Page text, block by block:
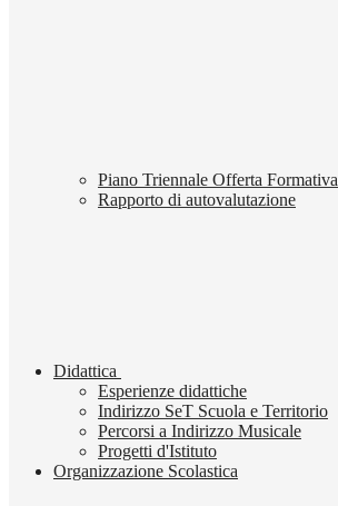
Piano Triennale Offerta Formativa
Rapporto di autovalutazione
Didattica
Esperienze didattiche
Indirizzo SeT Scuola e Territorio
Percorsi a Indirizzo Musicale
Progetti d'Istituto
Organizzazione Scolastica